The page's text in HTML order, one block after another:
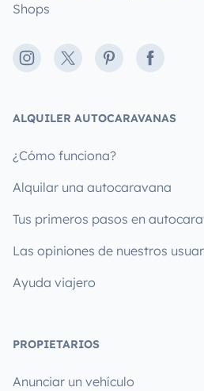
Shops
Instagram
X PinterestFacebook
ALQUILER AUTOCARAVANAS
¿Cómo funciona?
Alquilar una autocaravana
Tus primeros pasos en
Las opiniones de nuestros
Ayuda viajero
PROPIETARIOS
Anunciar un vehículo